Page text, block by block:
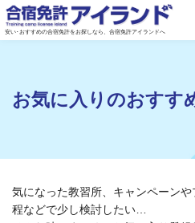
安い･おすすめの合宿免許をお探しなら、合宿免許アイランドへ
お気に入りのおすす
気になった教習所、キャンペーンや
程などで少し検討したい…